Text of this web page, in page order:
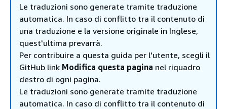
Le traduzioni sono generate tramite traduzione
automatica. In caso di conflitto tra il contenuto di
una traduzione e la versione originale in Inglese,
quest'ultima prevarrà.
Per contribuire a questa guida per l'utente, scegli il
GitHub link Modifica questa pagina nel riquadro
destro di ogni pagina.
Le traduzioni sono generate tramite traduzione
automatica. In caso di conflitto tra il contenuto di